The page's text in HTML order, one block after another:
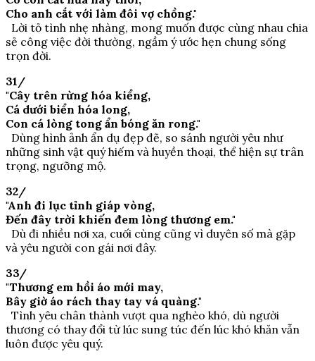
Cho anh cắt với làm đôi vợ chồng."
Lời tỏ tình nhẹ nhàng, mong muốn được cùng nhau chia
sẻ công việc đời thường, ngầm ý ước hẹn chung sống
trọn đời.
31/
"Cây trên rừng hóa kiểng,
Cá dưới biển hóa long,
Con cá lòng tong ẩn bóng ăn rong."
Dùng hình ảnh ẩn dụ đẹp đẽ, so sánh người yêu như
những sinh vật quý hiếm và huyền thoại, thể hiện sự trân
trọng, ngưỡng mộ.
32/
"Anh đi lục tỉnh giáp vòng,
Đến đây trời khiến đem lòng thương em."
Dù đi nhiều nơi xa, cuối cùng cũng vì duyên số mà gặp
và yêu người con gái nơi đây.
33/
"Thương em hồi áo mới may,
Bây giờ áo rách thay tay vá quàng."
Tình yêu chân thành vượt qua nghèo khó, dù người
thương có thay đổi từ lúc sung túc đến lúc khó khăn vẫn
luôn được yêu quý.